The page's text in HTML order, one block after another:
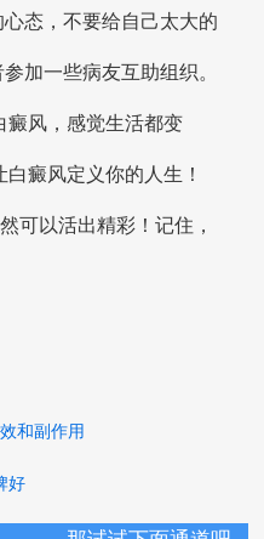
态，不要给自己太大的
加一些病友互助组织。
癜风，感觉生活都变
癜风定义你的人生！
可以活出精彩！记住，
和副作用
好